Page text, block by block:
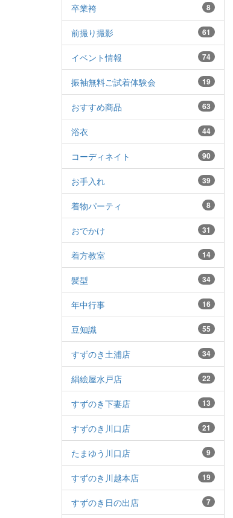
8
卒業袴
61
前撮り撮影
74
イベント情報
19
振袖無料ご試着体験会
63
おすすめ商品
44
浴衣
90
コーディネイト
39
お手入れ
8
着物パーティ
31
おでかけ
14
着方教室
34
髪型
16
年中行事
55
豆知識
34
すずのき土浦店
22
絹絵屋水戸店
13
すずのき下妻店
21
すずのき川口店
9
たまゆう川口店
19
すずのき川越本店
7
すずのき日の出店